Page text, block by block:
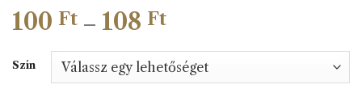
100 Ft – 108 FtÁrtartomány:
-
108 Ft
Szín